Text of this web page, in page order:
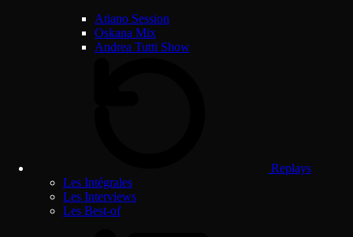
Atiano Session
Oskana Mix
Andrea Tutti Show
Replays
Les Intégrales
Les Interviews
Les Best-of